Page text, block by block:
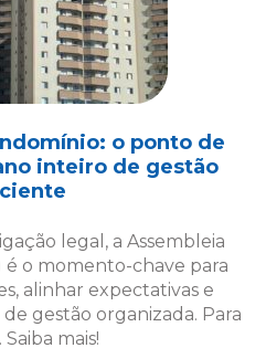
legal, a Assembleia
é o momento-chave para
gestão organizada. Para
mais!